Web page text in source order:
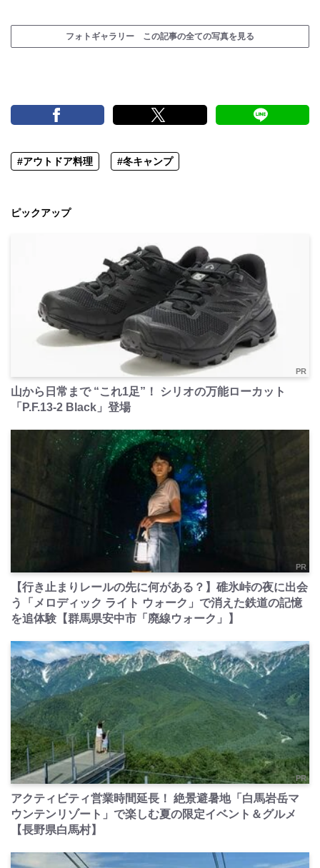
フォトギャラリー この記事の全ての写真を見る
#アウトドア料理 #冬キャンプ
ピックアップ
PR
山から日常まで “これ1足”！ シリオの万能ローカット
「P.F.13-2 Black」登場
PR
【行き止まりレールの先に何がある？】碓氷峠の夜に出会
う「メロディック ライト ウォーク」で消えた鉄道の記憶
を追体験【群馬県安中市「廃線ウォーク」】
PR
アクティビティ営業時間延長！ 絶景避暑地「白馬岩岳マ
ウンテンリゾート」で楽しむ夏の限定イベント＆グルメ
【長野県白馬村】